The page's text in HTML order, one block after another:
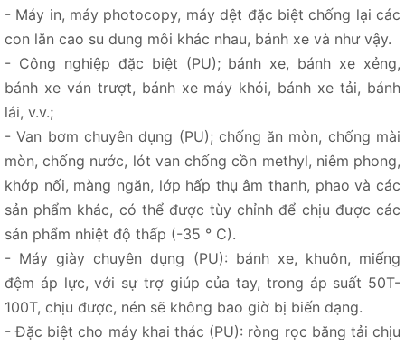
- Máy in, máy photocopy, máy dệt đặc biệt chống lại các
con lăn cao su dung môi khác nhau, bánh xe và như vậy.
- Công nghiệp đặc biệt (PU); bánh xe, bánh xe xẻng,
bánh xe ván trượt, bánh xe máy khói, bánh xe tải, bánh
lái, v.v.;
- Van bơm chuyên dụng (PU); chống ăn mòn, chống mài
mòn, chống nước, lót van chống cồn methyl, niêm phong,
khớp nối, màng ngăn, lớp hấp thụ âm thanh, phao và các
sản phẩm khác, có thể được tùy chỉnh để chịu được các
sản phẩm nhiệt độ thấp (-35 ° C).
- Máy giày chuyên dụng (PU): bánh xe, khuôn, miếng
đệm áp lực, với sự trợ giúp của tay, trong áp suất 50T-
100T, chịu được, nén sẽ không bao giờ bị biến dạng.
- Đặc biệt cho máy khai thác (PU): ròng rọc băng tải chịu